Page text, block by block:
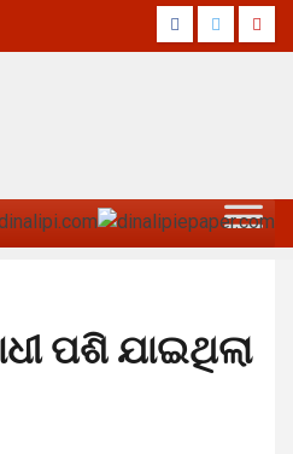
ପଶି ଯାଇଥିଲା